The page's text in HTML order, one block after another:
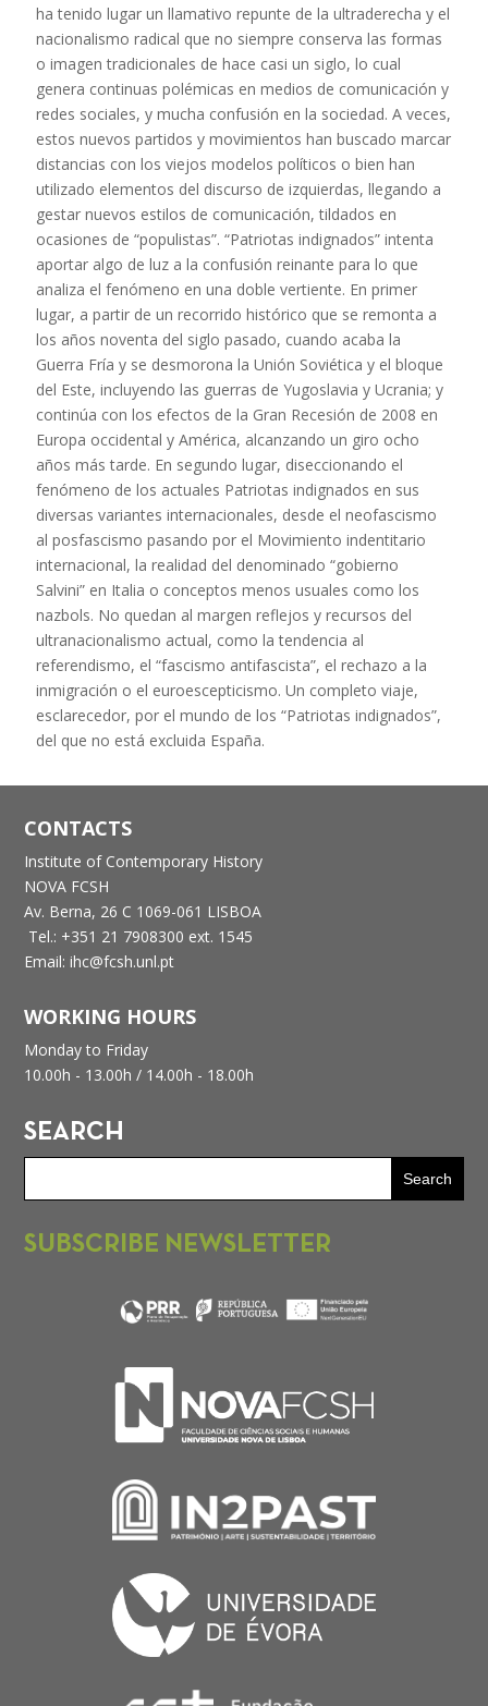
ha tenido lugar un llamativo repunte de la ultraderecha y el
nacionalismo radical que no siempre conserva las formas
o imagen tradicionales de hace casi un siglo, lo cual
genera continuas polémicas en medios de comunicación y
redes sociales, y mucha confusión en la sociedad. A veces,
estos nuevos partidos y movimientos han buscado marcar
distancias con los viejos modelos políticos o bien han
utilizado elementos del discurso de izquierdas, llegando a
gestar nuevos estilos de comunicación, tildados en
ocasiones de “populistas”. “Patriotas indignados” intenta
aportar algo de luz a la confusión reinante para lo que
analiza el fenómeno en una doble vertiente. En primer
lugar, a partir de un recorrido histórico que se remonta a
los años noventa del siglo pasado, cuando acaba la
Guerra Fría y se desmorona la Unión Soviética y el bloque
del Este, incluyendo las guerras de Yugoslavia y Ucrania; y
continúa con los efectos de la Gran Recesión de 2008 en
Europa occidental y América, alcanzando un giro ocho
años más tarde. En segundo lugar, diseccionando el
fenómeno de los actuales Patriotas indignados en sus
diversas variantes internacionales, desde el neofascismo
al posfascismo pasando por el Movimiento indentitario
internacional, la realidad del denominado “gobierno
Salvini” en Italia o conceptos menos usuales como los
nazbols. No quedan al margen reflejos y recursos del
ultranacionalismo actual, como la tendencia al
referendismo, el “fascismo antifascista”, el rechazo a la
inmigración o el euroescepticismo. Un completo viaje,
esclarecedor, por el mundo de los “Patriotas indignados”,
del que no está excluida España.
CONTACTS
Institute of Contemporary History
NOVA FCSH
Av. Berna, 26 C 1069-061 LISBOA
Tel.: +351 21 7908300 ext. 1545
Email: ihc@fcsh.unl.pt
WORKING HOURS
Monday to Friday
10.00h - 13.00h / 14.00h - 18.00h
SEARCH
SUBSCRIBE NEWSLETTER